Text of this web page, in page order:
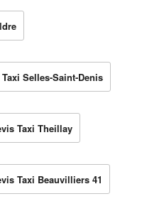
Taxi Selles-Saint-Denis
Taxi Theillay
Taxi Beauvilliers 41